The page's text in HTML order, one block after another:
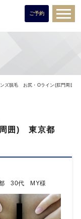
ご予約
ンズ脱毛 お尻・Oライン(肛門周
周囲) 東京都
都 30代 MY様